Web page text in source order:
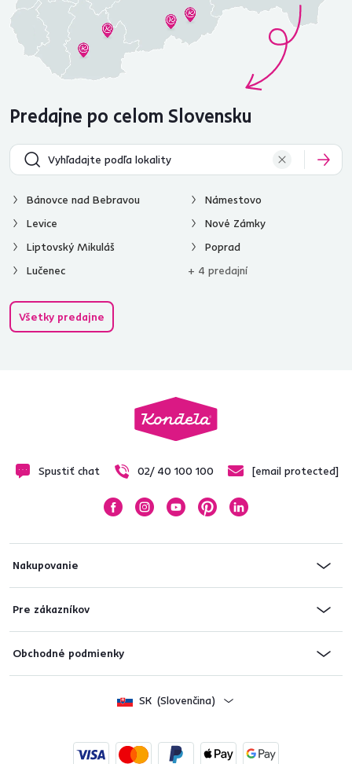
Predajne po celom Slovensku
Bánovce nad Bebravou
Levice
Liptovský Mikuláš
Lučenec
Námestovo
Nové Zámky
Poprad
+ 4 predajní
Všetky predajne
Spustiť chat 02/ 40 100 100 [email protected]
Nakupovanie
Pre zákazníkov
Obchodné podmienky
SK (Slovenčina)